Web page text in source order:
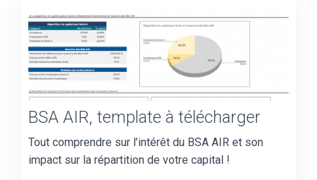
BSA AIR, template à télécharger
Tout comprendre sur l’intérêt du BSA AIR et son
impact sur la répartition de votre capital !